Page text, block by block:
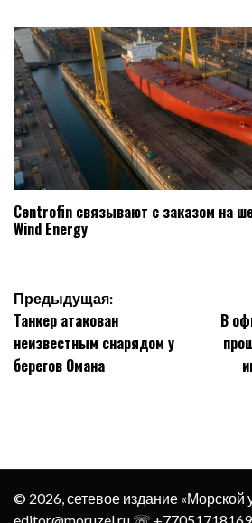
Centrofin связывают с заказом на
Wind Energy
Навигация
по
записям
Предыдущая:
Танкер атакован
неизвестным снарядом у
берегов Омана
В
© 2026, сетевое издание «Морской